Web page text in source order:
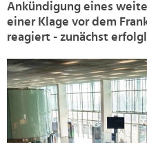
Ankündigung eines
einer Klage vor dem
reagiert - zunächst
>